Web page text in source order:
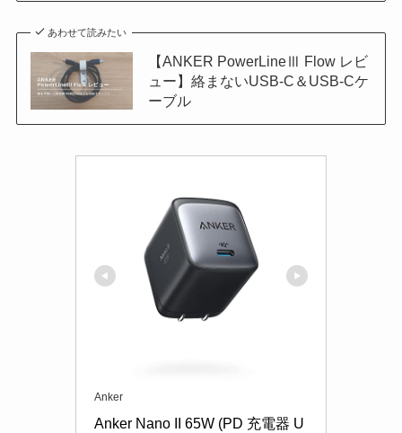
あわせて読みたい
【ANKER PowerLineⅢ Flow レビ
ュー】絡まないUSB-C＆USB-Cケ
ーブル
Anker
Anker Nano II 65W (PD 充電器 U